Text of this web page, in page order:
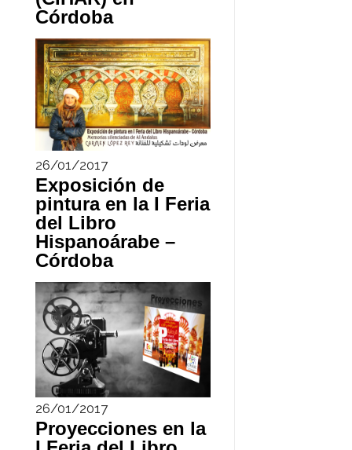
Córdoba
26/01/2017
Exposición de
pintura en la I Feria
del Libro
Hispanoárabe –
Córdoba
26/01/2017
Proyecciones en la